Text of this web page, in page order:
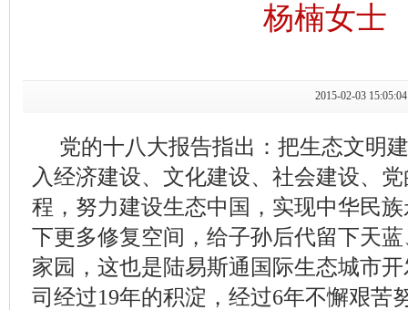
杨楠女士
2015-02-03
党的十八大报告指出：把生态文明
入经济建设、文化建设、社会建设、
程，努力建设生态中国，实现中华民
下更多修复空间，给子孙后代留下天
家园，这也是陆易斯通国际生态城市
司经过19年的积淀，经过6年不懈艰苦